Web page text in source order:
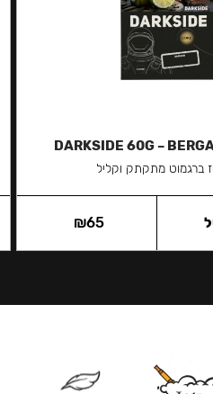
DARKSIDE 60G –
ברגמוט מתקתק וקליל
₪65